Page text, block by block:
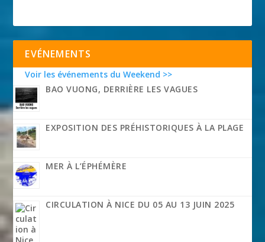
EVÉNEMENTS
Voir les événements du Weekend >>
BAO VUONG, DERRIÈRE LES VAGUES
EXPOSITION DES PRÉHISTORIQUES À LA PLAGE
MER À L’ÉPHÉMÈRE
CIRCULATION À NICE DU 05 AU 13 JUIN 2025